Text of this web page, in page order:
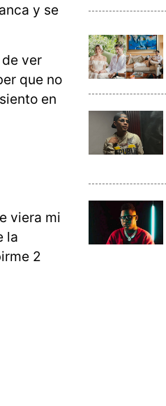
y se
ver
que no
en
viera mi
la
2